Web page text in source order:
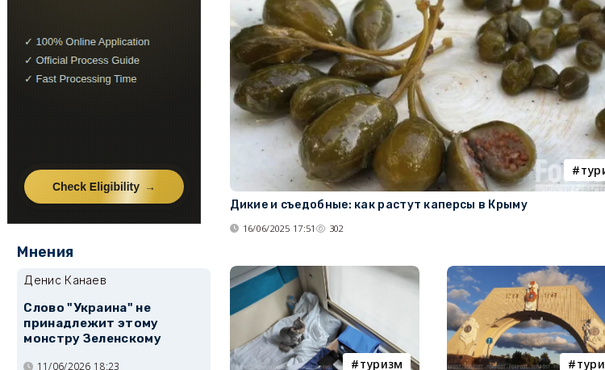
Дикие и съедобные: как растут каперсы в Крыму
16/06/2025 17:51 302
туризм
Мнения
Денис Канаев
Слово "Украина" не
принадлежит этому
монстру Зеленскому
11/06/2026 18:23